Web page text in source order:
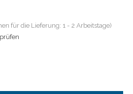
Produkts ist
für die Lieferung: 1 - 2 Arbeitstage)